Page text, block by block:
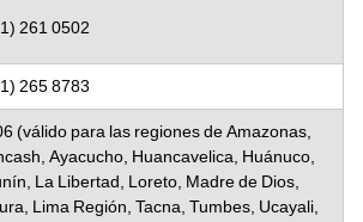
261 0502
265 8783
(válido para las regiones de Amazonas,
Ayacucho, Huancavelica, Huánuco,
La Libertad, Loreto, Madre de Dios,
Lima Región, Tacna, Tumbes, Ucayali,